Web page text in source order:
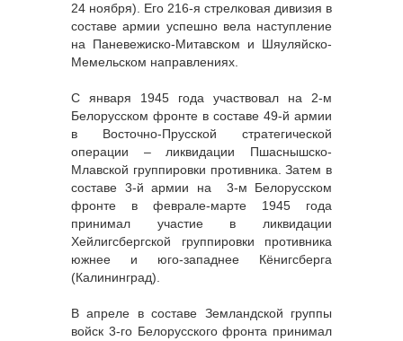
24 ноября). Его 216-я стрелковая дивизия в
составе армии успешно вела наступление
на Паневежиско-Митавском и Шяуляйско-
Мемельском направлениях.
С января 1945 года участвовал на 2-м
Белорусском фронте в составе 49-й армии
в Восточно-Прусской стратегической
операции – ликвидации Пшаснышско-
Млавской группировки противника. Затем в
составе 3-й армии на 3-м Белорусском
фронте в феврале-марте 1945 года
принимал участие в ликвидации
Хейлигсбергской группировки противника
южнее и юго-западнее Кёнигсберга
(Калининград).
В апреле в составе Земландской группы
войск 3-го Белорусского фронта принимал